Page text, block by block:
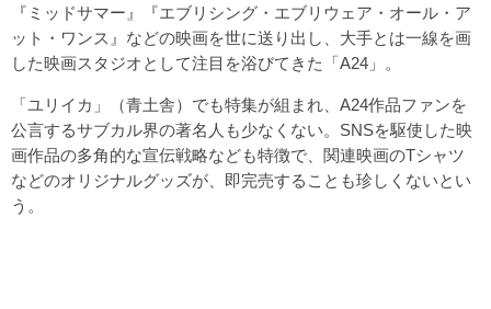
『ミッドサマー』『エブリシング・エブリウェア・オール・ア
ット・ワンス』などの映画を世に送り出し、大手とは一線を画
した映画スタジオとして注目を浴びてきた「A24」。
「ユリイカ」（青土舎）でも特集が組まれ、A24作品ファンを
公言するサブカル界の著名人も少なくない。SNSを駆使した映
画作品の多角的な宣伝戦略なども特徴で、関連映画のTシャツ
などのオリジナルグッズが、即完売することも珍しくないとい
う。